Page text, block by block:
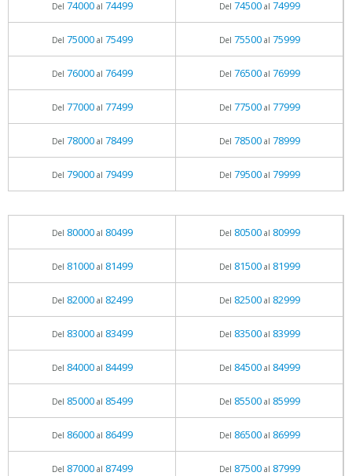
Del 74000al 74499 Del 74500al 74999
Del 75000al 75499 Del 75500al 75999
Del 76000al 76499 Del 76500al 76999
Del 77000al 77499 Del 77500al 77999
Del 78000al 78499 Del 78500al 78999
Del 79000al 79499 Del 79500al 79999
Del 80000al 80499 Del 80500al 80999
Del 81000al 81499 Del 81500al 81999
Del 82000al 82499 Del 82500al 82999
Del 83000al 83499 Del 83500al 83999
Del 84000al 84499 Del 84500al 84999
Del 85000al 85499 Del 85500al 85999
Del 86000al 86499 Del 86500al 86999
Del 87000al 87499 Del 87500al 87999